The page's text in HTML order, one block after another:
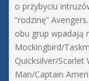
o przybyciu
”rodzinę”
obu grup wpadają
Mockingbird/
Quicksilver/Scarlet
Man/Captain